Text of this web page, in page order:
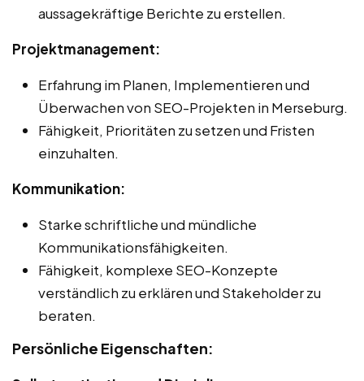
aussagekräftige Berichte zu erstellen.
Projektmanagement:
Erfahrung im Planen, Implementieren und
Überwachen von SEO-Projekten in Merseburg.
Fähigkeit, Prioritäten zu setzen und Fristen
einzuhalten.
Kommunikation:
Starke schriftliche und mündliche
Kommunikationsfähigkeiten.
Fähigkeit, komplexe SEO-Konzepte
verständlich zu erklären und Stakeholder zu
beraten.
Persönliche Eigenschaften: